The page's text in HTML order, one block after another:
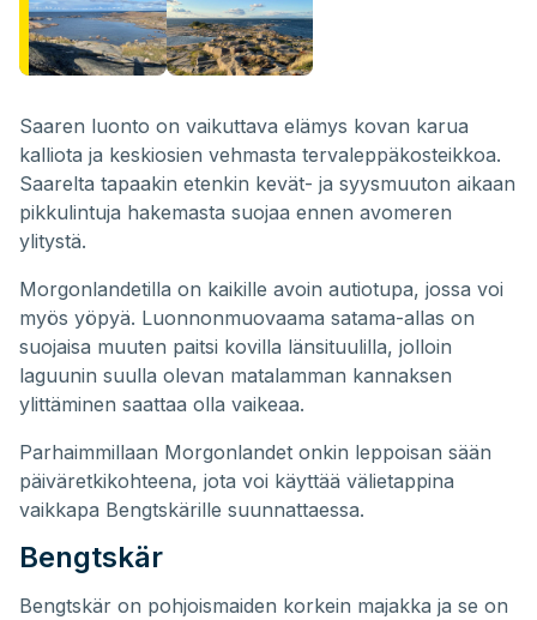
Saaren luonto on vaikuttava elämys kovan karua
kalliota ja keskiosien vehmasta tervaleppäkosteikkoa.
Saarelta tapaakin etenkin kevät- ja syysmuuton aikaan
pikkulintuja hakemasta suojaa ennen avomeren
ylitystä.
Morgonlandetilla on kaikille avoin autiotupa, jossa voi
myös yöpyä. Luonnonmuovaama satama-allas on
suojaisa muuten paitsi kovilla länsituulilla, jolloin
laguunin suulla olevan matalamman kannaksen
ylittäminen saattaa olla vaikeaa.
Parhaimmillaan Morgonlandet onkin leppoisan sään
päiväretkikohteena, jota voi käyttää välietappina
vaikkapa Bengtskärille suunnattaessa.
Bengtskär
Bengtskär on pohjoismaiden korkein majakka ja se on